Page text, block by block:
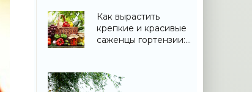
Как вырастить
крепкие и красивые
саженцы гортензии:
садовода - «Цветы»